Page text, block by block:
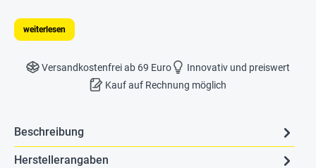
weiterlesen
Versandkostenfrei ab 69 Euro
Innovativ und preiswert
Kauf auf Rechnung möglich
Beschreibung
Herstellerangaben